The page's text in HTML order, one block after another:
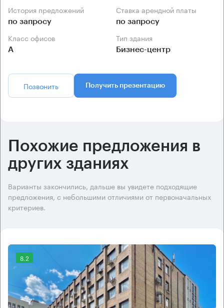
История предложений
по запросу
Ставка арендной платы
по запросу
Класс офисов
А
Тип здания
Бизнес-центр
Позвонить Получить презентацию
Похожие предложения в
других зданиях
Варианты закончились, дальше вы увидете подходящие
предложения, с небольшими отличиями от первоначальных
критериев.
8.2